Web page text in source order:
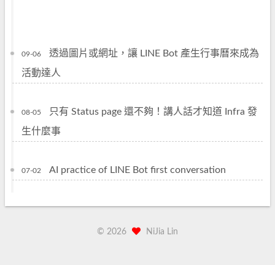
09-06
透過圖片或網址，讓 LINE Bot 產生行事曆來成為
活動達人
08-05
只有 Status page 還不夠！講人話才知道 Infra 發
生什麼事
07-02 AI practice of LINE Bot first conversation
© 2026 NiJia Lin